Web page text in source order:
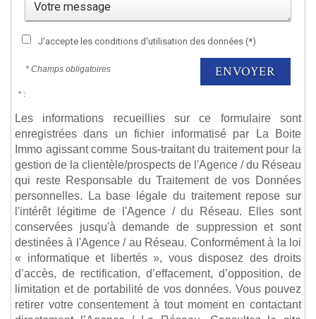
J'accepte les conditions d'utilisation des données (*)
* Champs obligatoires ENVOYER
* :
Les informations recueillies sur ce formulaire sont
enregistrées dans un fichier informatisé par La Boite
Immo agissant comme Sous-traitant du traitement pour la
gestion de la clientèle/prospects de l'Agence / du Réseau
qui reste Responsable du Traitement de vos Données
personnelles. La base légale du traitement repose sur
l'intérêt légitime de l'Agence / du Réseau. Elles sont
conservées jusqu'à demande de suppression et sont
destinées à l'Agence / au Réseau. Conformément à la loi
« informatique et libertés », vous disposez des droits
d’accès, de rectification, d’effacement, d’opposition, de
limitation et de portabilité de vos données. Vous pouvez
retirer votre consentement à tout moment en contactant